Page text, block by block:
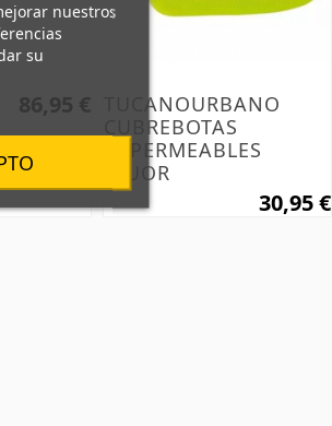
nuestros
su
86,95 €
TUCANOURBANO
CUBREBOTAS
IMPERMEABLES
FLUOR
30,95 €